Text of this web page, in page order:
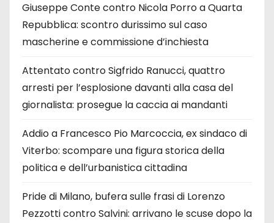
Giuseppe Conte contro Nicola Porro a Quarta
Repubblica: scontro durissimo sul caso
mascherine e commissione d’inchiesta
Attentato contro Sigfrido Ranucci, quattro
arresti per l’esplosione davanti alla casa del
giornalista: prosegue la caccia ai mandanti
Addio a Francesco Pio Marcoccia, ex sindaco di
Viterbo: scompare una figura storica della
politica e dell’urbanistica cittadina
Pride di Milano, bufera sulle frasi di Lorenzo
Pezzotti contro Salvini: arrivano le scuse dopo la